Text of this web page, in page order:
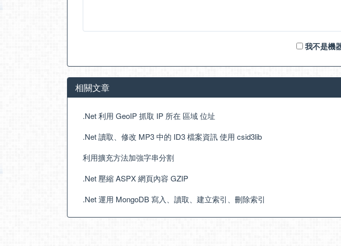
我不是機
相關文章
.Net 利用 GeoIP 抓取 IP 所在 區域 位址
.Net 讀取、修改 MP3 中的 ID3 檔案資訊 使用 csid3lib
利用擴充方法加強字串分割
.Net 壓縮 ASPX 網頁內容 GZIP
.Net 運用 MongoDB 寫入、讀取、建立索引、刪除索引